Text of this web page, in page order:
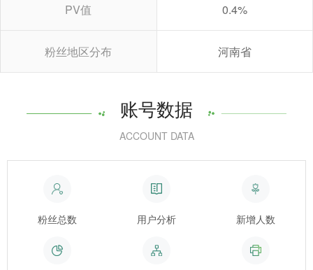
PV值 0.4%
粉丝地区分布 河南省
账号数据
ACCOUNT DATA
粉丝总数 用户分析 新增人数